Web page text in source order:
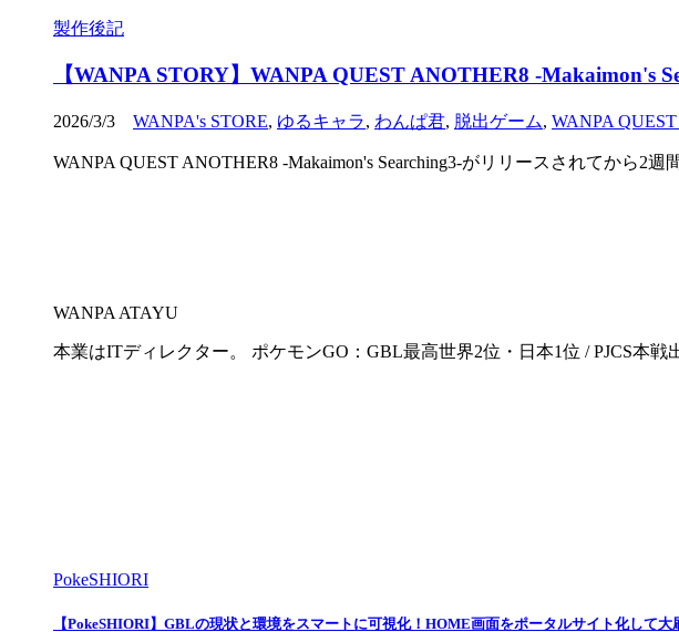
製作後記
【WANPA STORY】WANPA QUEST ANOTHER8 -Makaimon's
2026/3/3 WANPA's STORE, ゆるキャラ, わんぱ君, 脱出ゲーム, WANPA
WANPA QUEST ANOTHER8 -Makaimon's Searching3-がリリースされてから
WANPA ATAYU
本業はITディレクター。 ポケモンGO：GBL最高世界2位・日本1位 / PJCS本戦
PokeSHIORI
【PokeSHIORI】GBLの現状と環境をスマートに可視化！HOME画面をポータルサイト化して大